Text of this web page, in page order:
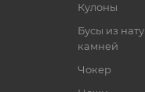
Кулоны
Бусы из
камней
Чокер